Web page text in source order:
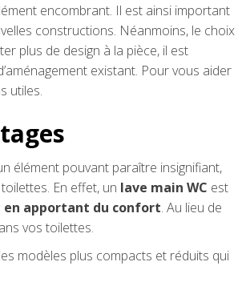
encombrant. Il est ainsi important
constructions. Néanmoins, le choix
plus de design à la pièce, il est
existant. Pour vous aider
utiles.
élément pouvant paraître insignifiant,
En effet, un lave main WC est
apportant du confort. Au lieu de
vos toilettes.
modèles plus compacts et réduits qui